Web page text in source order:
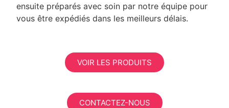
ensuite préparés avec soin par notre équipe pour
vous être expédiés dans les meilleurs délais.
VOIR LES PRODUITS
CONTACTEZ-NOUS